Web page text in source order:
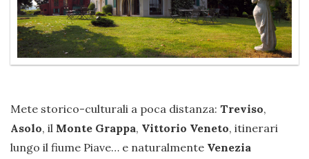
Mete storico-culturali a poca distanza: Treviso,
Asolo, il Monte Grappa, Vittorio Veneto, itinerari
lungo il fiume Piave… e naturalmente Venezia